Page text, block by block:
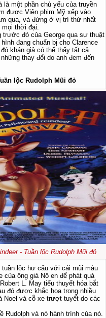
là một phần chủ yếu của truyền
được Viện phim Mỹ xếp vào
qua, và đứng ở vị trí thứ nhất
mọi thời đại.
trước đó của George qua sự thuật
đang chuẩn bị cho Clarence
khán giả có thể thấy tất cả
thay đổi do anh đem đến
lộc Rudolph Mũi đỏ
- Tuần lộc Rudolph Mũi đỏ
tuần lộc hư cấu với cái mũi màu
của ông già Nô en để phát quà
L. May tiểu thuyết hóa bắt
đó được khắc họa trong nhiều
Noel và cỗ xe trượt tuyết do các
Rudolph và nó hành trình của nó.